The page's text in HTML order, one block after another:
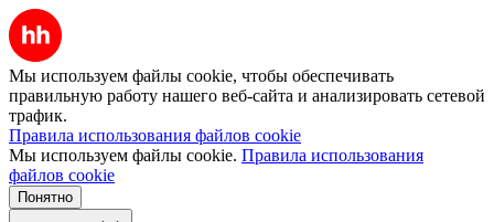
Мы используем файлы cookie, чтобы обеспечивать
правильную работу нашего веб-сайта и анализировать сетевой
трафик.
Правила использования файлов cookie
Мы используем файлы cookie. Правила использования
файлов cookie
Понятно